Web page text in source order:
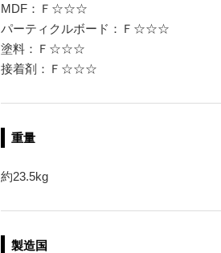
MDF：Ｆ☆☆☆
パーティクルボード：Ｆ☆☆☆
塗料：Ｆ☆☆☆
接着剤：Ｆ☆☆☆
重量
約23.5kg
製造国